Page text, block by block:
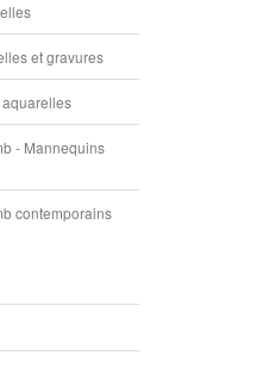
et gravures
- Mannequins
contemporains